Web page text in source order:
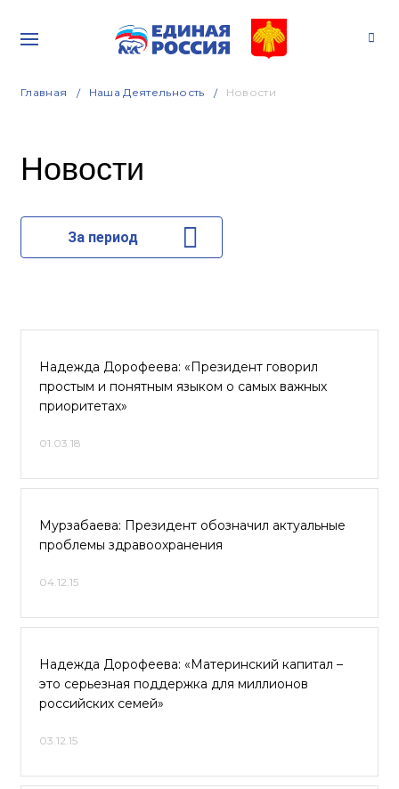
Главная Наша Деятельность Новости
Новости
За период
Надежда Дорофеева: «Президент говорил
простым и понятным языком о самых важных
приоритетах»
01.03.18
Мурзабаева: Президент обозначил актуальные
проблемы здравоохранения
04.12.15
Надежда Дорофеева: «Материнский капитал –
это серьезная поддержка для миллионов
российских семей»
03.12.15